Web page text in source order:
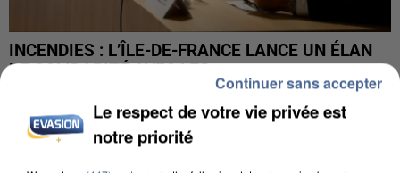
INCENDIES : L’ÎLE-DE-FRANCE LANCE UN ÉLAN
DE SOLIDARITÉ AVEC LES...
Le respect de votre vie privée est
notre priorité
Continuer sans accepter